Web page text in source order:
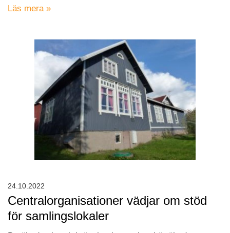
Läs mera »
Centralorganisationer vädjar om stöd
för samlingslokaler
24.10.2022